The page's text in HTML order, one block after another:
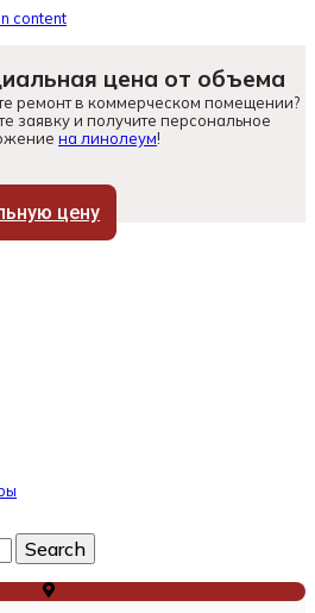
content
цена от объема
ремонт в коммерческом помещении?
заявку и получите персональное
на линолеум!
цену
Search